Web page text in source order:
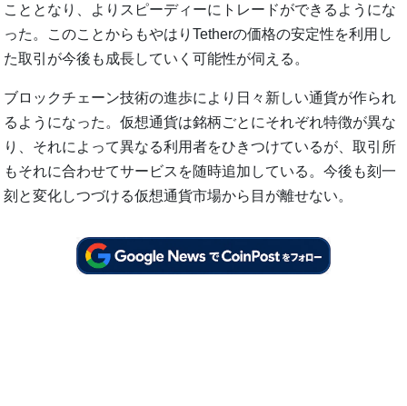
こととなり、よりスピーディーにトレードができるようにな
った。このことからもやはりTetherの価格の安定性を利用し
た取引が今後も成長していく可能性が伺える。
ブロックチェーン技術の進歩により日々新しい通貨が作られ
るようになった。仮想通貨は銘柄ごとにそれぞれ特徴が異な
り、それによって異なる利用者をひきつけているが、取引所
もそれに合わせてサービスを随時追加している。今後も刻一
刻と変化しつづける仮想通貨市場から目が離せない。